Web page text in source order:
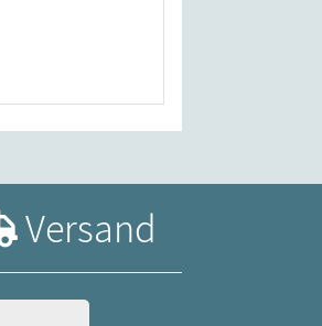
Versand